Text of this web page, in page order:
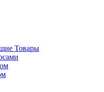
Товары